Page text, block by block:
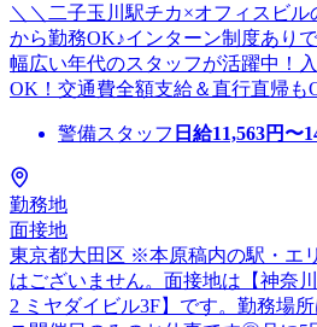
＼＼二子玉川駅チカ×オフィスビ
から勤務OK♪インターン制度あり
幅広い年代のスタッフが活躍中！
OK！交通費全額支給＆直行直帰も
警備スタッフ 日給11,563円〜
勤務地
面接地
東京都大田区 ※本原稿内の駅・エ
はございません。面接地は【神奈
2 ミヤダイビル3F】です。勤務場